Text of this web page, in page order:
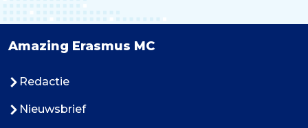
Amazing Erasmus MC
Redactie
Nieuwsbrief